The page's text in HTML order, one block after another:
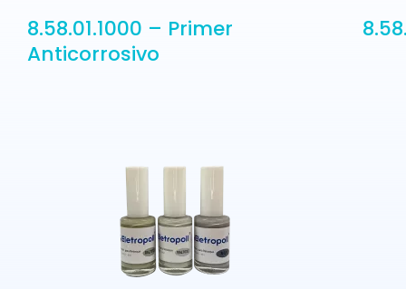
8.58.01.1000 – Primer
Anticorrosivo